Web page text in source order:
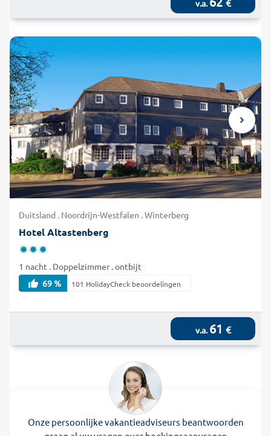
v.a. €
Duitsland . Noordrijn-Westfalen . Winterberg
Hotel Altastenberg
1 nacht . Doppelzimmer . ontbijt
69 %
101 HolidayCheck beoordelingen
v.a.61 €
Onze persoonlijke vakantieadviseurs beantwoorden